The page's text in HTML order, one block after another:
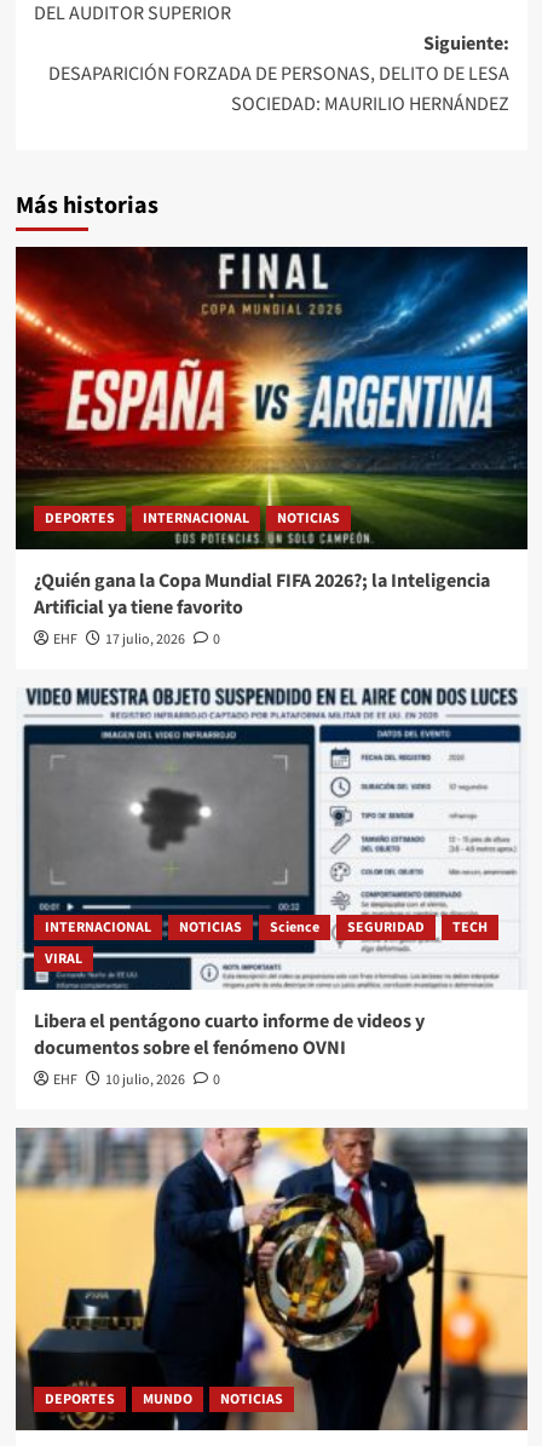
DEL AUDITOR SUPERIOR
Siguiente:
DESAPARICIÓN FORZADA DE PERSONAS, DELITO DE LESA
SOCIEDAD: MAURILIO HERNÁNDEZ
Más historias
DEPORTES INTERNACIONAL NOTICIAS
¿Quién gana la Copa Mundial FIFA 2026?; la Inteligencia
Artificial ya tiene favorito
EHF 17 julio, 2026 0
INTERNACIONAL NOTICIAS Science SEGURIDAD
TECH
VIRAL
Libera el pentágono cuarto informe de videos y
documentos sobre el fenómeno OVNI
EHF 10 julio, 2026 0
DEPORTES MUNDO NOTICIAS